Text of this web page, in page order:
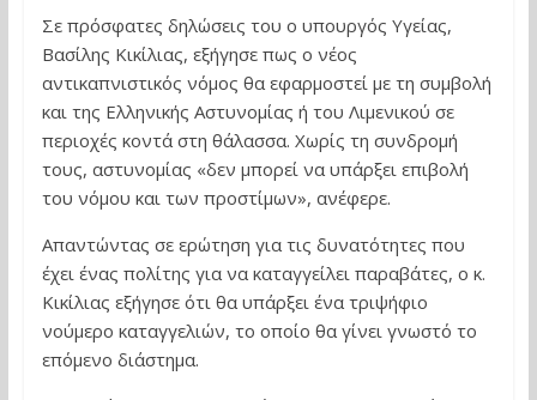
Σε πρόσφατες δηλώσεις του ο υπουργός Υγείας,
Βασίλης Κικίλιας, εξήγησε πως ο νέος
αντικαπνιστικός νόμος θα εφαρμοστεί με τη συμβολή
και της Ελληνικής Αστυνομίας ή του Λιμενικού σε
περιοχές κοντά στη θάλασσα. Χωρίς τη συνδρομή
τους, αστυνομίας «δεν μπορεί να υπάρξει επιβολή
του νόμου και των προστίμων», ανέφερε.
Απαντώντας σε ερώτηση για τις δυνατότητες που
έχει ένας πολίτης για να καταγγείλει παραβάτες, ο κ.
Κικίλιας εξήγησε ότι θα υπάρξει ένα τριψήφιο
νούμερο καταγγελιών, το οποίο θα γίνει γνωστό το
επόμενο διάστημα.